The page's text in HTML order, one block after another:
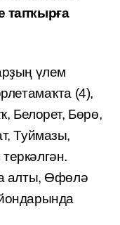
тапҡырға
үлем
(4),
Белорет, Бөрө,
Туймазы,
алты, Өфөлә